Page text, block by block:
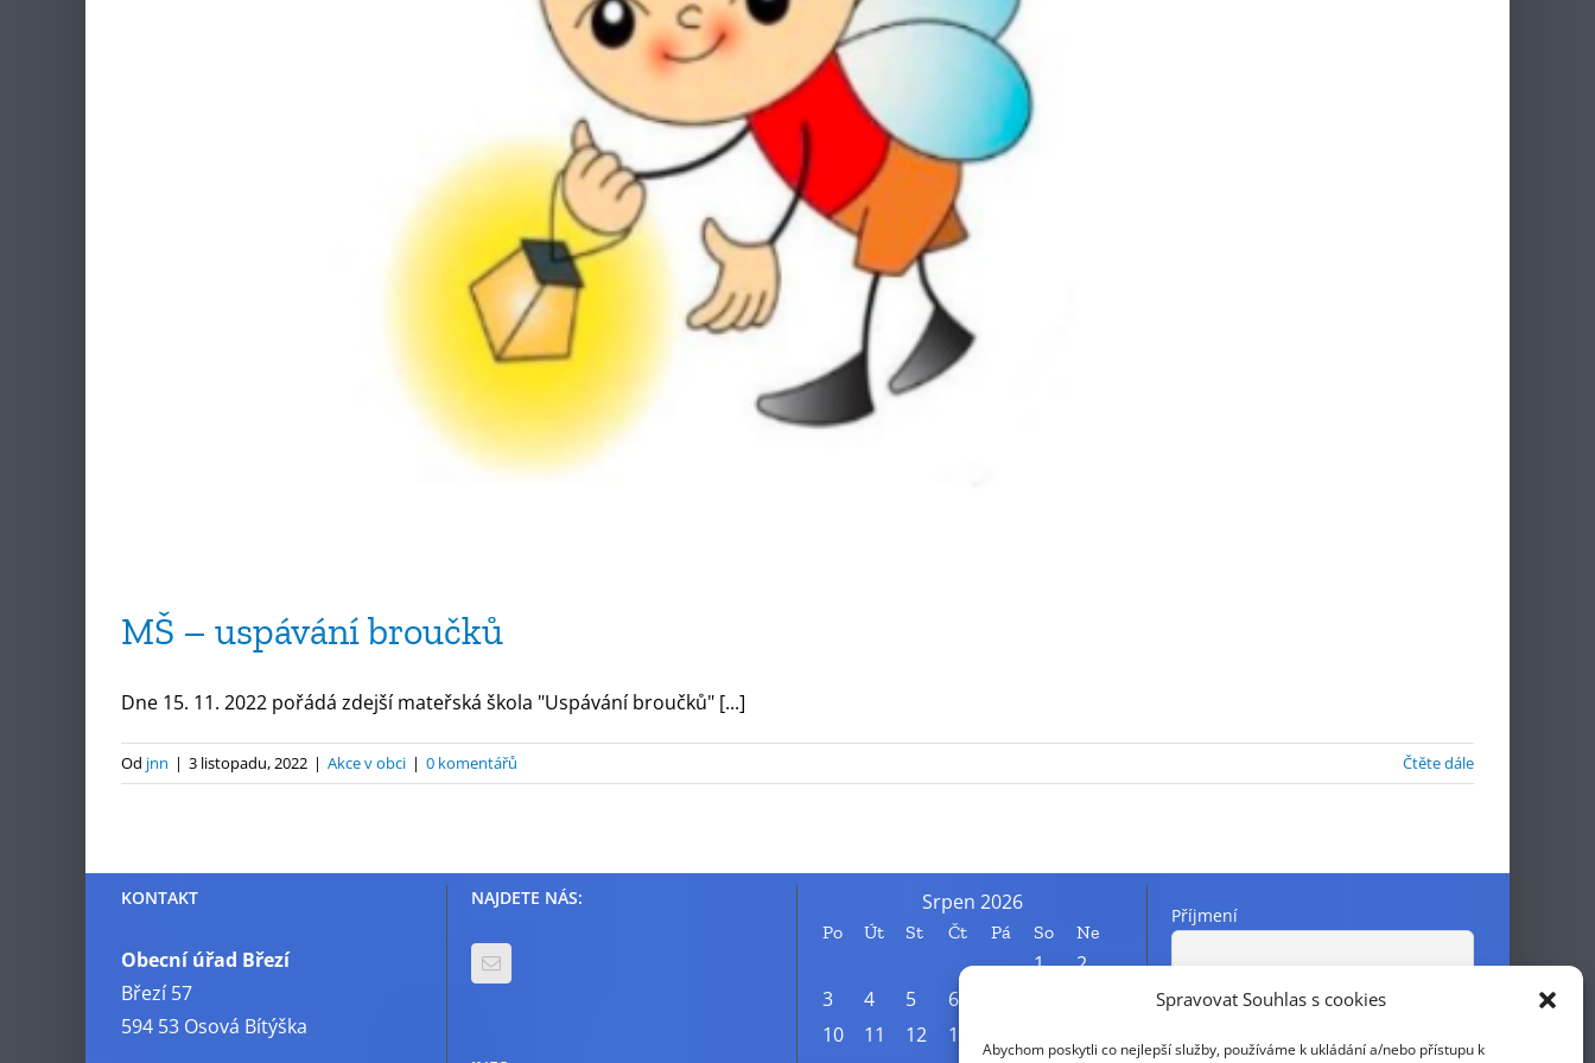
Spravovat Souhlas s cookies
Abychom poskytli co nejlepší služby, používáme k ukládání a/nebo přístupu k
MŠ – uspávání broučků
Dne 15. 11. 2022 pořádá zdejší mateřská škola "Uspávání broučků" [...]
Od jnn | 3 listopadu, 2022 | Akce v obci | 0 komentářů Čtěte dále
KONTAKT
Obecní úřad Březí
Březí 57
594 53 Osová Bítýška
NAJDETE NÁS: Srpen 2026
Po Út St Čt Pá So Ne
1
2
3
4 5 6
10
11 12 13
Příjmení
Křestní jméno